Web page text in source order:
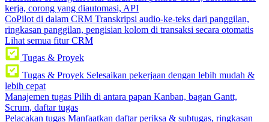
kerja, corong yang diautomasi, API
CoPilot di dalam CRM Transkripsi audio-ke-teks dari panggilan,
ringkasan panggilan, pengisian kolom di transaksi secara otomatis
Lihat semua fitur CRM
Tugas & Proyek
Tugas & Proyek Selesaikan pekerjaan dengan lebih mudah &
lebih cepat
Manajemen tugas Pilih di antara papan Kanban, bagan Gantt,
Scrum, daftar tugas
Pelacakan tugas Manfaatkan daftar periksa & subtugas, ringkasan